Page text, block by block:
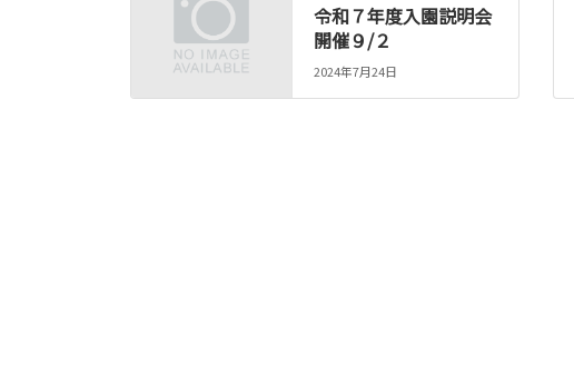
令和７年度入園説明会
開催９/２
2024年7月24日